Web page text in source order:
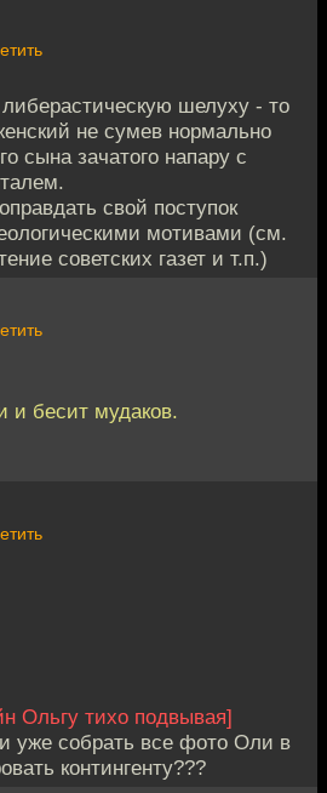
шелуху - то
не сумев нормально
сына зачатого напару с
свой поступок
мотивами (см.
советских газет и т.п.)
и бесит мудаков.
Ольгу тихо подвывая]
уже собрать все фото Оли в
контингенту???